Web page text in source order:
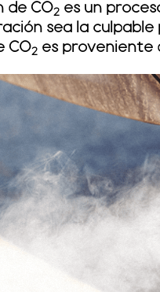
de CO2 es un
sea la
CO2 es proveniente